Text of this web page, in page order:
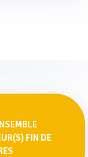
FIN DE